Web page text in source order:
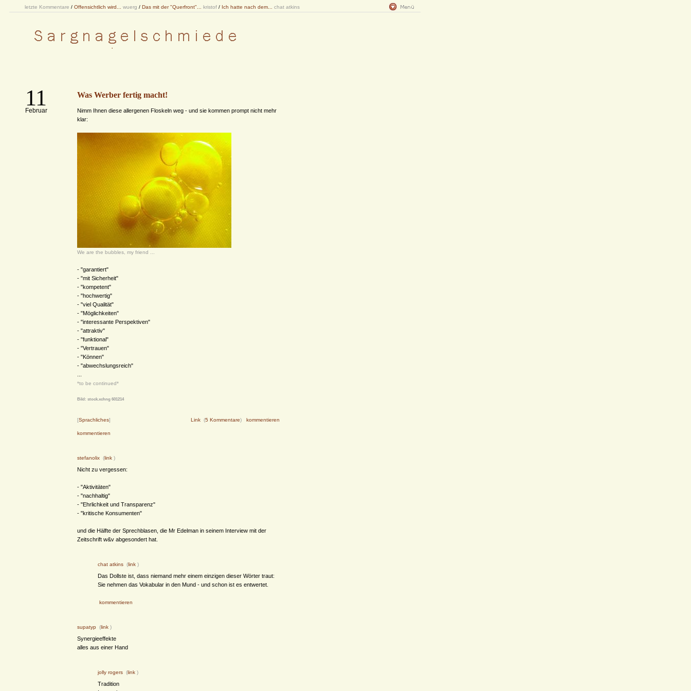
letzte Kommentare / Offensichtlich wird... wuerg / Das mit der "Querfront"... kristof / Ich hatte nach dem... chat atkins
11
Februar
Was Werber fertig macht!
Nimm Ihnen diese allergenen Floskeln weg - und sie kommen prompt nicht mehr
klar:
We are the bubbles, my friend ...
- "garantiert"
- "mit Sicherheit"
- "kompetent"
- "hochwertig"
- "viel Qualität"
- "Möglichkeiten"
- "interessante Perspektiven"
- "attraktiv"
- "funktional"
- "Vertrauen"
- "Können"
- "abwechslungsreich"
*to be continued*
Bild: stock.xchng 601214
[Sprachliches] Link (5 Kommentare) kommentieren
kommentieren
stefanolix (link )
Nicht zu vergessen:
- "Aktivitäten"
- "nachhaltig"
- "Ehrlichkeit und Transparenz"
- "kritische Konsumenten"
und die Hälfte der Sprechblasen, die Mr Edelman in seinem Interview mit der
Zeitschrift w&v abgesondert hat.
chat atkins (link )
Das Dollste ist, dass niemand mehr einem einzigen dieser Wörter traut:
Sie nehmen das Vokabular in den Mund - und schon ist es entwertet.
kommentieren
supatyp (link )
Synergieeffekte
alles aus einer Hand
jolly rogers (link )
Tradition